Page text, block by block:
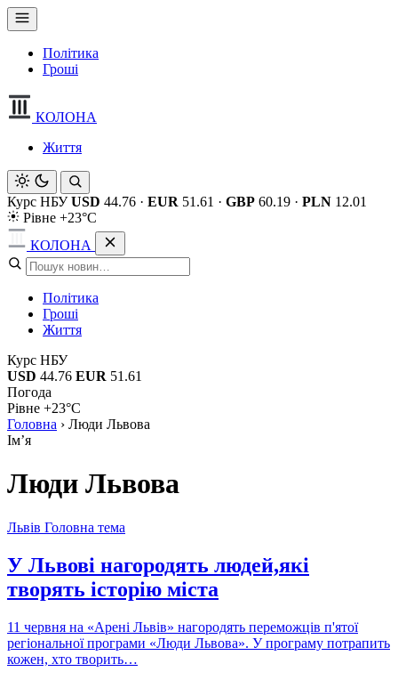
Політика
Гроші
КОЛОНА
Життя
Курс НБУ USD 44.76 · EUR 51.61 · GBP 60.19 · PLN 12.01
Рівне +23°C
КОЛОНА
Політика
Гроші
Життя
Курс НБУ
USD 44.76 EUR 51.61
Погода
Рівне +23°C
Головна › Люди Львова
Імʼя
Люди Львова
Львів Головна тема
У Львові нагородять людей,які
творять історію міста
11 червня на «Арені Львів» нагородять переможців п'ятої
регіональної програми «Люди Львова». У програму потрапить
кожен, хто творить…